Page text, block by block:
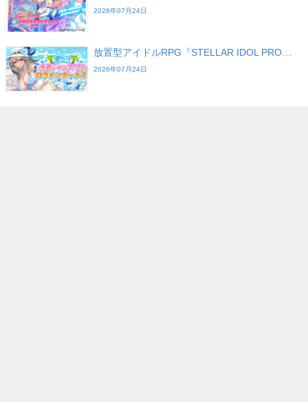
2026年07月24日
放置型アイドルRPG『STELLAR IDOL PRO…
2026年07月24日